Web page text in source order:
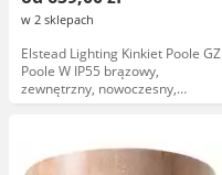
w 2 sklepach
Elstead Lighting Kinkiet Poole GZ
Poole W IP55 brązowy,
zewnętrzny, nowoczesny,
drewniana oprawa